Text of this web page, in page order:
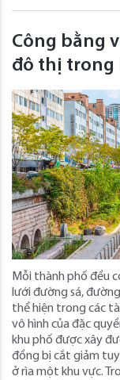
Công bằng
đô thị trong
Mỗi thành phố đều
lưới đường sá,
thể hiện trong các
vô hình của đặc
khu phố được xây
đồng bị cắt giảm
ở rìa một khu vực.